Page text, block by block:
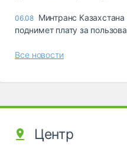
06.08 Минтранс
поднимет плату за
Все новости
Центр